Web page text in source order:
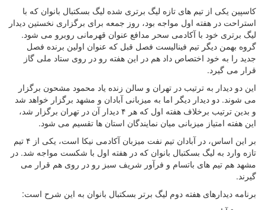
کاسپین یکی از تیم های تازه لیگ برتری شده لیگ بسکتبال بانوان که با
استراحت در هفته اول مواجه بود، روز جمعه برای برگزاری نخستین دیدار
لیگ برتری خود با آکادمی سحر مدافع عنوان قهرمانی روبرو می شود.
گروه بهمن دیگر تیم فینالیست فصل قبل که عنوان اولین برنده فصل
جدید را به خود اختصاص داد هم در این هفته رو در روی ستاد ملی گاز
قرار می گیرد.
این دو دیدار به ترتیب در تهران و سالن زنده یاد محمود مشحون برگزار
می شوند. دو دیدار دیگر اما به میزبانی آبادان و مشهد برگزار خواهد شد
و بدین ترتیب برخلاف هفته اول که هر ۴ دیدار آن در تهران برگزار شد،
این هفته امتیاز میزبانی میان نمایندگان استان ها تقسیم می شود.
بر این اساس، در آبادان تیم نفت میزبان آکادمی نیکا است، یکی از ۴ تیم
تازه وارد به لیگ بسکتبال بانوان که در هفته اول با شکست مواجه شد. در
مشهد هم تیم های باتسام و فرآور شریف سبز رو در روی هم قرار می
گیرند.
برنامه دیدارهای هفته دوم لیگ برتر بسکتبال بانوان به این شرح است: